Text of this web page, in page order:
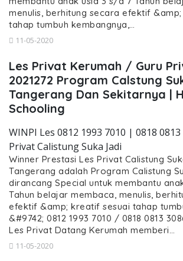
menulis, berhitung secara efektif
tahap tumbuh kembangnya,…
11-05-2020
Les Privat Kerumah / Guru
2021272 Program Calstung
Tangerang Dan Sekitarnya |
Schooling
WINPI Les 0812 1993 7010 | 0818
Privat Calistung Suka Jadi
Winner Prestasi Les Privat Calistung
Tangerang adalah Program Calistung
dirancang Special untuk membantu
Tahun belajar membaca, menulis,
efektif &amp; kreatif sesuai tahap
&#9742; 0812 1993 7010 / 0818 0813
Les Privat Datang Kerumah memberi…
11-05-2020